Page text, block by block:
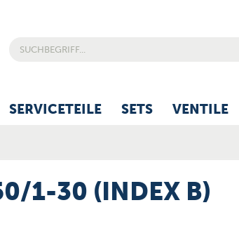
SERVICETEILE SETS VENTILE
1-30 (INDEX B)